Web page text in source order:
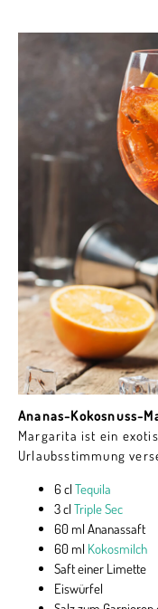
Ananas-Kokosnuss-
Margarita ist ein
Urlaubsstimmung
6 cl Tequila
3 cl Triple Sec
60 ml Ananassaft
60 ml Kokosmilch
Saft einer Limette
Eiswürfel